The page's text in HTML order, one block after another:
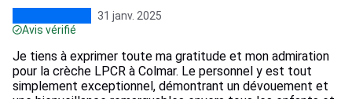
31 janv. 2025
Avis vérifié
Je tiens à exprimer toute ma gratitude et mon admiration
pour la crèche LPCR à Colmar. Le personnel y est tout
simplement exceptionnel, démontrant un dévouement et